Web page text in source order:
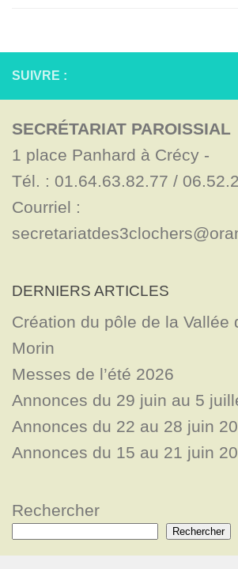
SUIVRE :
SECRÉTARIAT PAROISSIAL
1 place Panhard à Crécy -
Tél. : 01.64.63.82.77 /
Courriel :
DERNIERS ARTICLES
Création du pôle de la Vallée
Morin
Messes de l’été 2026
Annonces du 29 juin au 5
Annonces du 22 au 28 juin
Annonces du 15 au 21 juin
Rechercher
Rechercher